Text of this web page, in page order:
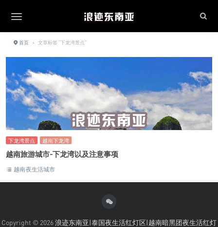
首页 › 文章标签 "下龙湾景点"
下龙湾景点 越南下龙湾
越南旅游城市-下龙湾以及注意事项
越南夜生活城市
Copyright © 2026浪迹东南亚|泰国夜生活红灯区|越南暗黑团夜生活红灯